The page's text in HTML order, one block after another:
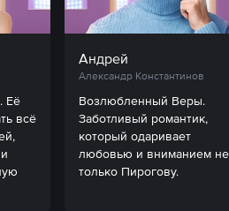
Её
всё
Андрей
Александр Константинов
Возлюбленный Веры.
Заботливый романтик,
который одаривает
любовью и вниманием не
только Пирогову.